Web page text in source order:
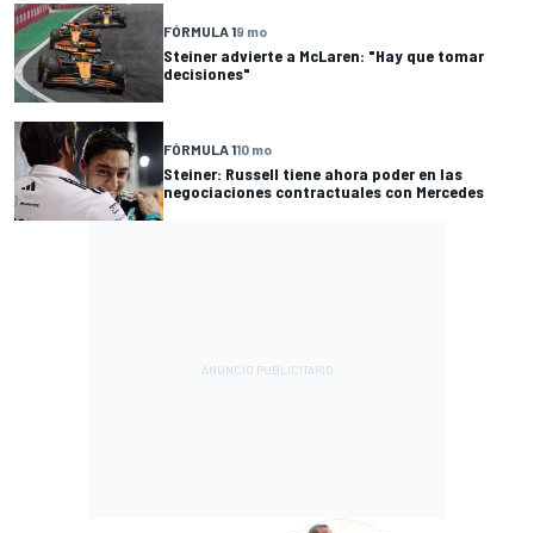
FÓRMULA 19 mo
Steiner advierte a McLaren: "Hay que tomar
decisiones"
FÓRMULA 110 mo
Steiner: Russell tiene ahora poder en las
negociaciones contractuales con Mercedes